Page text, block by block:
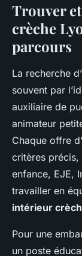
Trouver
crèche
parcours
La recherche
souvent par
auxiliaire de
animateur
Chaque offre
critères
enfance, EJE,
travailler en
intérieur
Pour une
un poste